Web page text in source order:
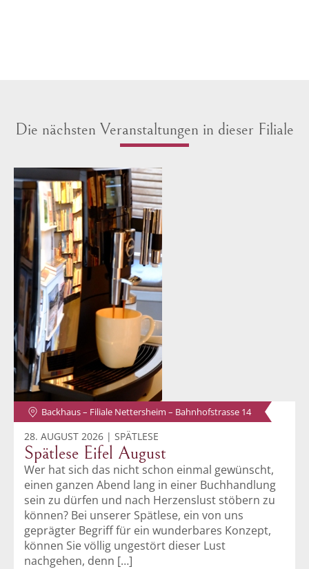
Die nächsten Veranstaltungen in dieser Filiale
Backhaus – Filiale Nettersheim – Bahnhofstrasse 14
28. AUGUST 2026 | SPÄTLESE
Spätlese Eifel August
Wer hat sich das nicht schon einmal gewünscht,
einen ganzen Abend lang in einer Buchhandlung
sein zu dürfen und nach Herzenslust stöbern zu
können? Bei unserer Spätlese, ein von uns
geprägter Begriff für ein wunderbares Konzept,
können Sie völlig ungestört dieser Lust
nachgehen, denn […]